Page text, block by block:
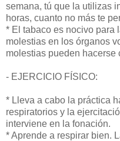
semana, tú que la utilizas
horas, cuanto no más te
* El tabaco es nocivo para
molestias en los órganos
molestias pueden hacerse
- EJERCICIO FÍSICO:
* Lleva a cabo la práctica
respiratorios y la
interviene en la fonación.
* Aprende a respirar bien.